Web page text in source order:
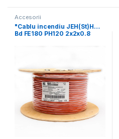
Accesorii
"Cablu incendiu JEH(St)H…
Bd FE180 PH120 2x2x0.8